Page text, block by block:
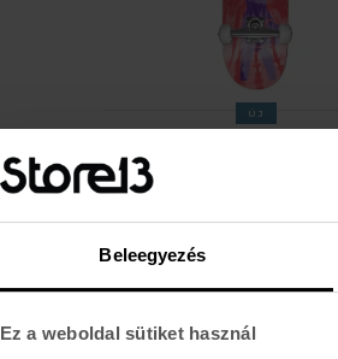
Beleegyezés
Ez a weboldal sütiket használ
ÚJ
PEACE - 8,0
36.990 Ft